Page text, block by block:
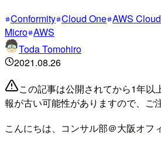
Conformity Cloud One AWS
Micro AWS
Toda Tomohiro
2021.08.26
この記事は公開されてから1年以
報が古い可能性がありますので、ご
こんにちは、コンサル部＠大阪オフ